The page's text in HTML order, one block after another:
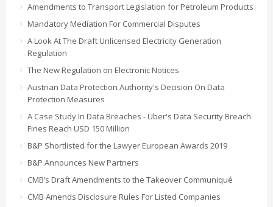
Amendments to Transport Legislation for Petroleum Products
Mandatory Mediation For Commercial Disputes
A Look At The Draft Unlicensed Electricity Generation
Regulation
The New Regulation on Electronic Notices
Austrian Data Protection Authority's Decision On Data
Protection Measures
A Case Study In Data Breaches - Uber's Data Security Breach
Fines Reach USD 150 Million
B&P Shortlisted for the Lawyer European Awards 2019
B&P Announces New Partners
CMB’s Draft Amendments to the Takeover Communiqué
CMB Amends Disclosure Rules For Listed Companies